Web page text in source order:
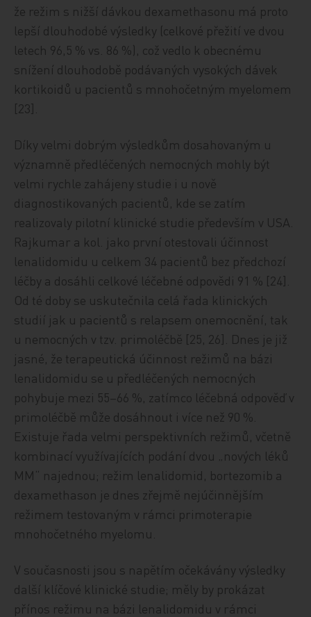
že režim s nižší dávkou dexamethasonu má proto
lepší dlouhodobé výsledky (celkové přežití ve dvou
letech 96,5 % vs. 86 %), což vedlo k obecnému
snížení dlouhodobě podávaných vysokých dávek
kortikoidů u pacientů s mnohočetným myelomem
[23].
Díky velmi dobrým výsledkům dosahovaným u
významně předléčených nemocných mohly být
velmi rychle zahájeny studie i u nově
diagnostikovaných pacientů, kde se zatím
realizovaly pilotní klinické studie především v USA.
Rajkumar a kol. jako první otestovali účinnost
lenalidomidu u celkem 34 pacientů bez předchozí
léčby a dosáhli celkové léčebné odpovědi 91 % [24].
Od té doby se uskutečnila celá řada klinických
studií jak u pacientů s relapsem onemocnění, tak
u nemocných v tzv. primoléčbě [25, 26]. Dnes je již
jasné, že terapeutická účinnost režimů na bázi
lenalidomidu se u předléčených nemocných
pohybuje mezi 55–66 %, zatímco léčebná odpověď v
primoléčbě může dosáhnout i více než 90 %.
Existuje řada velmi perspektivních režimů, včetně
kombinací využívajících podání dvou „nových léků
MM“ najednou; režim lenalidomid, bortezomib a
dexamethason je dnes zřejmě nejúčinnějším
režimem testovaným v rámci primoterapie
mnohočetného myelomu.
V současnosti jsou s napětím očekávány výsledky
další klíčové klinické studie; měly by prokázat
přínos režimu na bázi lenalidomidu v rámci